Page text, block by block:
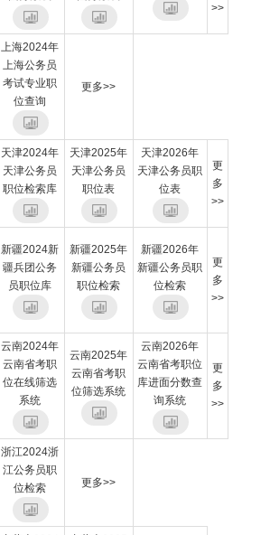
>>
上海2024年
上海公务员
考试专业职
位查询
更多>>
天津2024年
天津公务员
职位检索库
天津2025年
天津公务员
职位表
天津2026年
天津公务员职
位表
更
多
>>
新疆2024新
疆兵团公务
员职位库
新疆2025年
新疆公务员
职位检索
新疆2026年
新疆公务员职
位检索
更
多
>>
云南2024年
云南省考职
位在线筛选
系统
云南2025年
云南省考职
位筛选系统
云南2026年
云南省考职位
库进面分数查
询系统
更
多
>>
浙江2024浙
江公务员职
位检索
更多>>